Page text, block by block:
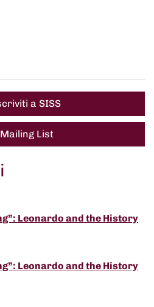
a SISS
Mailing List
Leonardo and the History
Leonardo and the History